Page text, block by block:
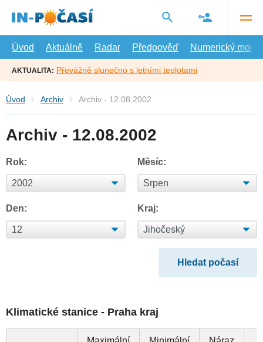
hlavní
Úvod
Aktuálně Radar Předpověď Numerický model
AKTUALITA: Převážně slunečno s letními teplotami
Úvod Archiv Archiv - 12.08.2002
Archiv - 12.08.2002
Rok: Měsíc:
Den: Kraj:
Klimatické stanice - Praha kraj